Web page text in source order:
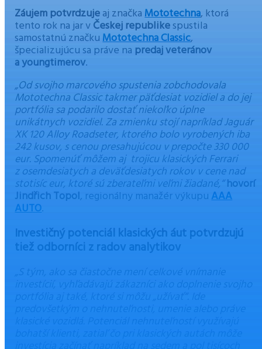
Záujem potvrdzujeaj značkaMototechna, ktorá
tento rok na jar vČeskej republikespustila
samostatnú značkuMototechna Classic,
špecializujúcu sa práve na predaj veteránov
a youngtimerov.
„Od svojho marcového spustenia zobchodovala
Mototechna Classic takmer päťdesiat vozidiel a do jej
portfólia sa podarilo dostať niekoľko úplne
unikátnych vozidiel. Za zmienku stojí napríklad Jaguár
XK 120 Alloy Roadseter, ktorého bolo vyrobených iba
242 kusov, s cenou presahujúcou v prepočte 330 000
eur. Spomenúť môžem aj trojicu klasických Ferrari
z osemdesiatych a deväťdesiatych rokov v cene nad
stotisíc eur, ktoré sú zberateľmi veľmi žiadané,“hovorí
Jindřich Topol, regionálny manažér výkupuAAA
AUTO.
Investičný potenciál klasických áut potvrdzujú
tiež odborníci z radov analytikov